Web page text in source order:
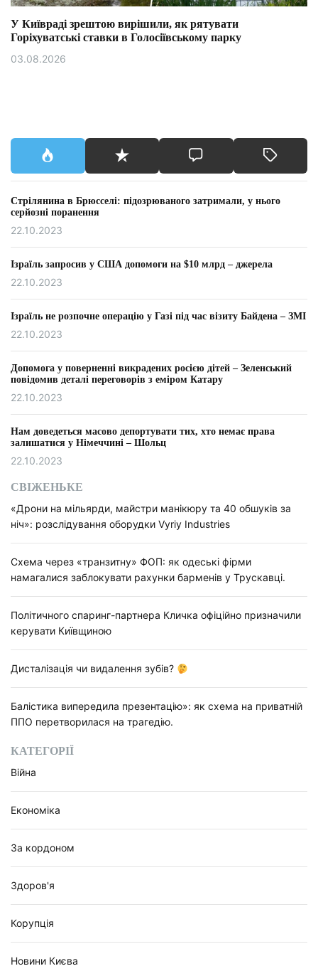
У Київраді зрештою вирішили, як рятувати
Горіхуватські ставки в Голосіївському парку
03.08.2026
Стрілянина в Брюсселі: підозрюваного затримали, у нього
серйозні поранення
22.10.2023
Ізраїль запросив у США допомоги на $10 млрд – джерела
22.10.2023
Ізраїль не розпочне операцію у Газі під час візиту Байдена – ЗМІ
22.10.2023
Допомога у поверненні викрадених росією дітей – Зеленський
повідомив деталі переговорів з еміром Катару
22.10.2023
Нам доведеться масово депортувати тих, хто немає права
залишатися у Німеччині – Шольц
22.10.2023
СВІЖЕНЬКЕ
«Дрони на мільярди, майстри манікюру та 40 обшуків за
ніч»: розслідування оборудки Vyriy Industries
Схема через «транзитну» ФОП: як одеські фірми
намагалися заблокувати рахунки барменів у Трускавці.
Політичного спаринг-партнера Кличка офіційно призначили
керувати Київщиною
Дисталізація чи видалення зубів?
Балістика випередила презентацію»: як схема на приватній
ППО перетворилася на трагедію.
КАТЕГОРІЇ
Війна
Економіка
За кордоном
Здоров'я
Корупція
Новини Києва